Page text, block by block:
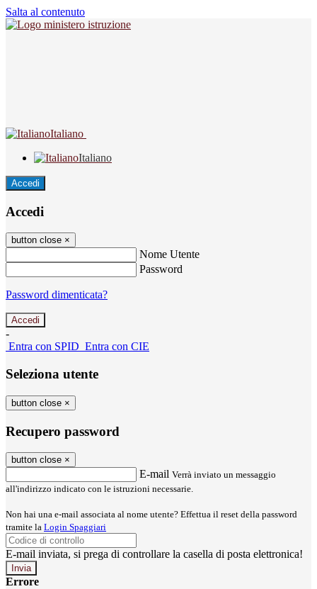
Salta al contenuto
Italiano
Italiano
Accedi
Accedi
button close ×
Nome Utente
Password
Password dimenticata?
-
Entra con SPID Entra con CIE
Seleziona utente
button close ×
Recupero password
button close ×
E-mail Verrà inviato un messaggio
all'indirizzo indicato con le istruzioni necessarie.
Non hai una e-mail associata al nome utente? Effettua il reset della password
tramite la Login Spaggiari
E-mail inviata, si prega di controllare la casella di posta elettronica!
Errore